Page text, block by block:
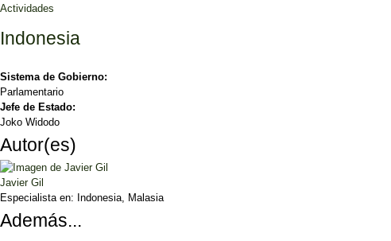
Actividades
Indonesia
Sistema de Gobierno:
Parlamentario
Jefe de Estado:
Joko Widodo
Autor(es)
Javier Gil
Especialista en: Indonesia, Malasia
Además...